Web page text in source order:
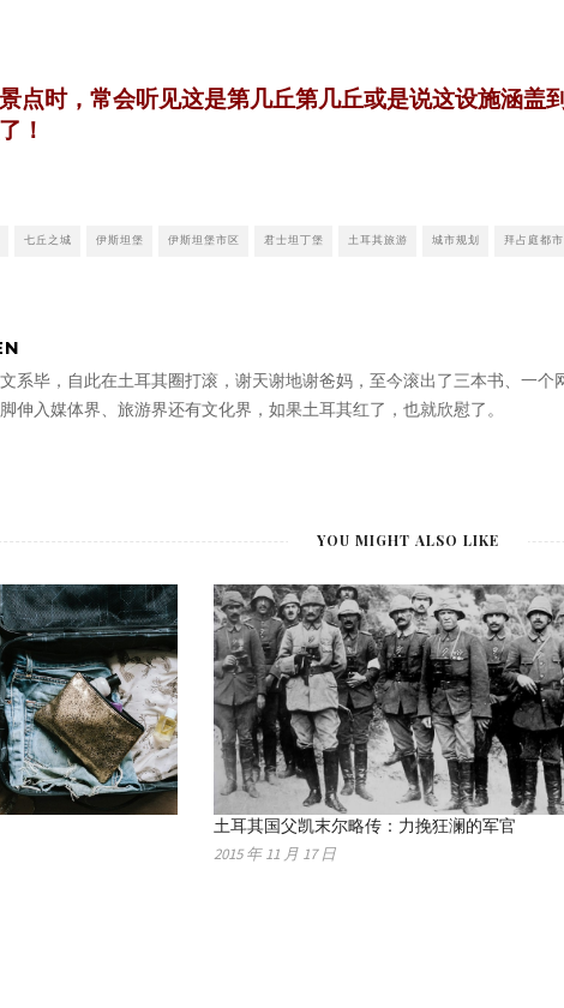
点时，常会听见这是第几丘第几丘或是说这设施涵盖
！
七丘之城 伊斯坦堡 伊斯坦堡市区 君士坦丁堡 土耳其旅游 城市规划 拜占庭都市
系毕，自此在土耳其圈打滚，谢天谢地谢爸妈，至今滚出了三本书、一
伸入媒体界、旅游界还有文化界，如果土耳其红了，也就欣慰了。
YOU MIGHT ALSO LIKE
土耳其国父凯末尔略传：力挽狂澜的军官
2015 年 11 月 17 日